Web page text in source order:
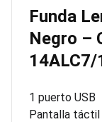
Funda
Negro –
14ALC7/
1 puerto USB
Pantalla táctil